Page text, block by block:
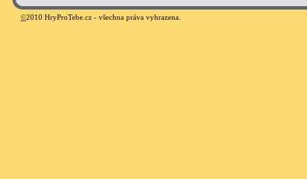
©2010 HryProTebe.cz - všechna práva vyhrazena.